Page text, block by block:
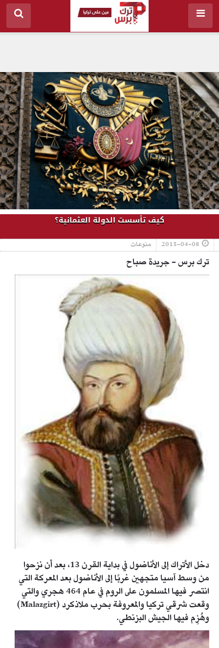
كيف تأسست الدولة العثمانية؟
2015-04-08 منوعات
ترك برس - جريدة صباح
دخل الأتراك إلى الأناضول في بداية القرن 13، بعد أن نزحوا
من وسط آسيا متجهين غربًا إلى الأناضول بعد المعركة التي
انتصر فيها المسلمون على الروم في عام 464 هجري والتي
وقعت شرقي تركيا والمعروفة بحرب ملاذكرد (Malazgirt)
وهُزِم فيها الجيش البزنطي.